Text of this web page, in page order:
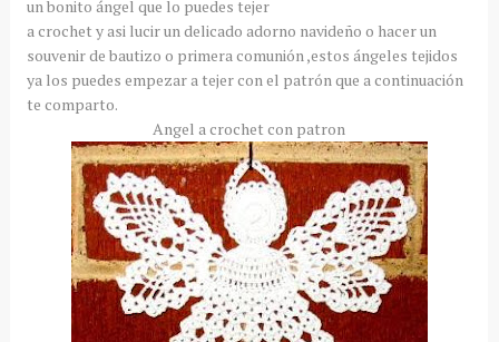
un bonito ángel que lo puedes tejer
a crochet y asi lucir un delicado adorno navideño o hacer un
souvenir de bautizo o primera comunión ,estos ángeles tejidos
ya los puedes empezar a tejer con el patrón que a continuación
te comparto.
Angel a crochet con patron